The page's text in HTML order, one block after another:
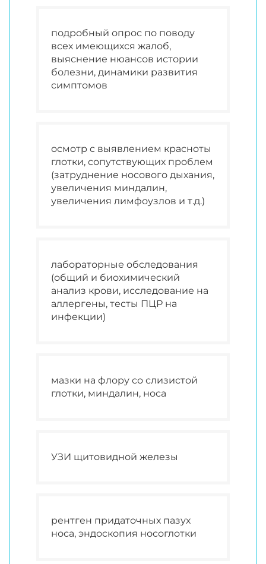
подробный опрос по поводу
всех имеющихся жалоб,
выяснение нюансов истории
болезни, динамики развития
симптомов
осмотр с выявлением красноты
глотки, сопутствующих проблем
(затруднение носового дыхания,
увеличения миндалин,
увеличения лимфоузлов и т.д.)
лабораторные обследования
(общий и биохимический
анализ крови, исследование на
аллергены, тесты ПЦР на
инфекции)
мазки на флору со слизистой
глотки, миндалин, носа
УЗИ щитовидной железы
рентген придаточных пазух
носа, эндоскопия носоглотки